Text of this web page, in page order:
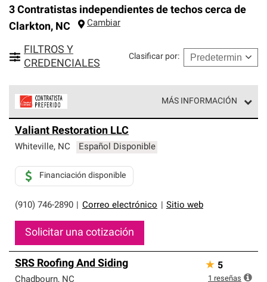
3 Contratistas independientes de techos cerca de
Clarkton, NC Cambiar
FILTROS Y
CREDENCIALES
Clasificar por:
MÁS INFORMACIÓN
parte de una red exclusiva de profesionales de techos
que cumplen con altos estándares y requisitos estrictos
Valiant Restoration LLC
Whiteville, NC Español Disponible
(910) 746-2890 Correo electrónico Sitio web
Financiación disponible
Solicitar una cotización
SRS Roofing And Siding
Chadbourn, NC
★ 5
1 reseñas